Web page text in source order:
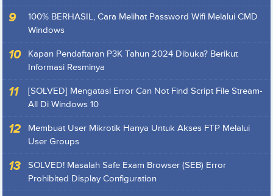
100% BERHASIL, Cara Melihat Password Wifi Melalui CMD
Windows
Kapan Pendaftaran P3K Tahun 2024 Dibuka? Berikut
Informasi Resminya
[SOLVED] Mengatasi Error Can Not Find Script File Stream-
All Di Windows 10
Membuat User Mikrotik Hanya Untuk Akses FTP Melalui
User Groups
SOLVED! Masalah Safe Exam Browser (SEB) Error
Prohibited Display Configuration